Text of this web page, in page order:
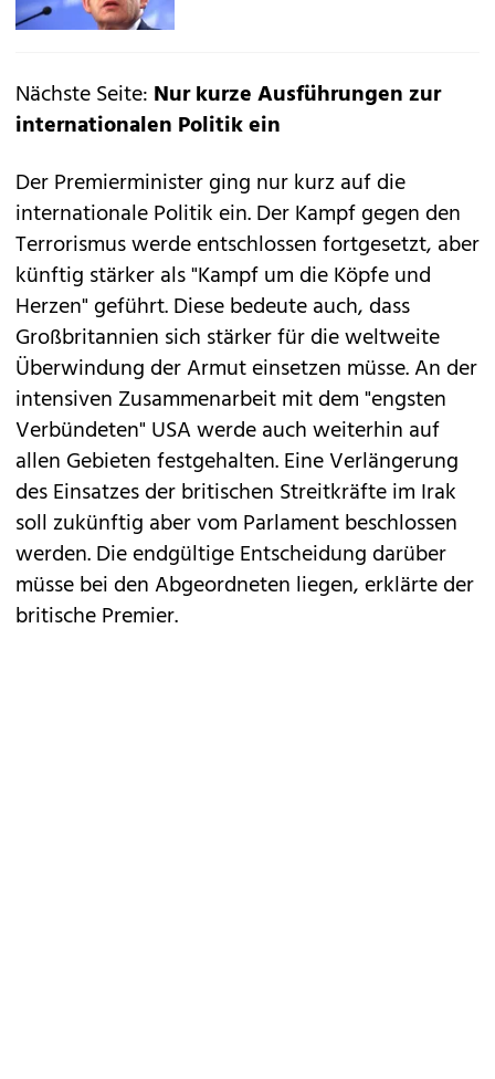
Nächste Seite: Nur kurze Ausführungen zur
internationalen Politik ein
Der Premierminister ging nur kurz auf die
internationale Politik ein. Der Kampf gegen den
Terrorismus werde entschlossen fortgesetzt, aber
künftig stärker als "Kampf um die Köpfe und
Herzen" geführt. Diese bedeute auch, dass
Großbritannien sich stärker für die weltweite
Überwindung der Armut einsetzen müsse. An der
intensiven Zusammenarbeit mit dem "engsten
Verbündeten" USA werde auch weiterhin auf
allen Gebieten festgehalten. Eine Verlängerung
des Einsatzes der britischen Streitkräfte im Irak
soll zukünftig aber vom Parlament beschlossen
werden. Die endgültige Entscheidung darüber
müsse bei den Abgeordneten liegen, erklärte der
britische Premier.